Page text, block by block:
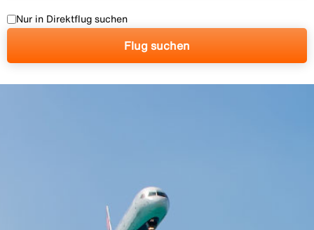
Nur in Direktflug suchen
Flug suchen